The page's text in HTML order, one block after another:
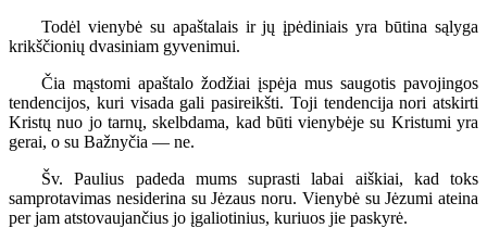
Todėl vienybė su apaštalais ir jų įpėdiniais yra būtina sąlyga
krikščionių dvasiniam gyvenimui.
Čia mąstomi apaštalo žodžiai įspėja mus saugotis pavojingos
tendencijos, kuri visada gali pasireikšti. Toji tendencija nori atskirti
Kristų nuo jo tarnų, skelbdama, kad būti vienybėje su Kristumi yra
gerai, o su Bažnyčia — ne.
Šv. Paulius padeda mums suprasti labai aiškiai, kad toks
samprotavimas nesiderina su Jėzaus noru. Vienybė su Jėzumi ateina
per jam atstovaujančius jo įgaliotinius, kuriuos jie paskyrė.